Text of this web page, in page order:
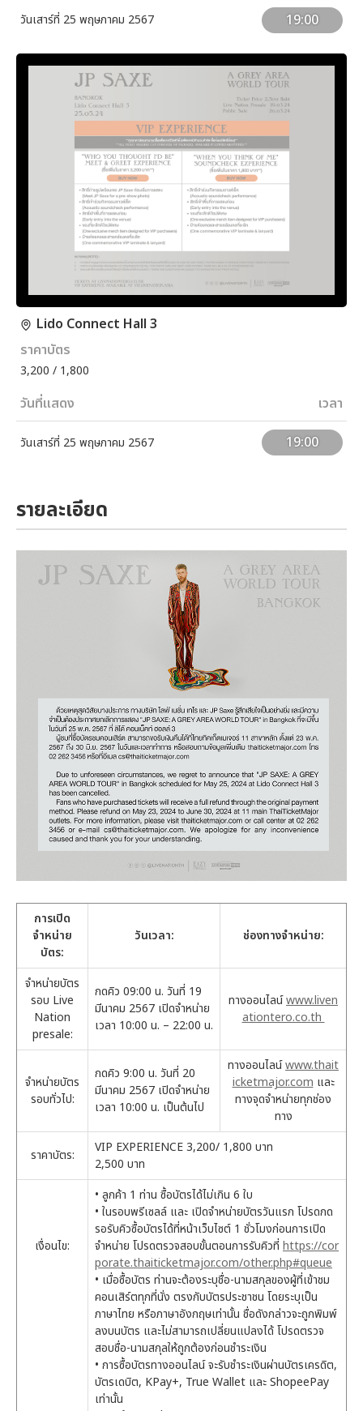
วันเสาร์ที่ 25 พฤษภาคม 2567 19:00
Lido Connect Hall 3
ราคาบัตร
3,200 / 1,800
วันที่แสดง เวลา
วันเสาร์ที่ 25 พฤษภาคม 2567 19:00
รายละเอียด
การเปิด
จำหน่าย
บัตร:
วันเวลา: ช่องทางจำหน่าย:
จำหน่ายบัตร
รอบ Live
Nation
presale:
กดคิว 09:00 น. วันที่ 19
มีนาคม 2567 เปิดจำหน่าย
เวลา 10:00 น. – 22:00 น.
ทางออนไลน์www.liven
ationtero.co.th
จำหน่ายบัตร
รอบทั่วไป:
กดคิว 9:00 น. วันที่ 20
มีนาคม 2567 เปิดจำหน่าย
เวลา 10:00 น. เป็นต้นไป
ทางออนไลน์www.thait
icketmajor.com และ
ทางจุดจำหน่ายทุกช่อง
ทาง
ราคาบัตร:
VIP EXPERIENCE 3,200/ 1,800 บาท
2,500 บาท
เงื่อนไข:
• ลูกค้า 1 ท่าน ซื้อบัตรได้ไม่เกิน 6 ใบ
• ในรอบพรีเซลล์ และ เปิดจำหน่ายบัตรวันแรก โปรดกด
รอรับคิวซื้อบัตรได้ที่หน้าเว็บไซต์ 1 ชั่วโมงก่อนการเปิด
จำหน่าย โปรดตรวจสอบขั้นตอนการรับคิวที่ https://cor
porate.thaiticketmajor.com/other.php#queue
• เมื่อซื้อบัตร ท่านจะต้องระบุชื่อ-นามสกุลของผู้ที่เข้าชม
คอนเสิร์ตทุกที่นั่ง ตรงกับบัตรประชาชน โดยระบุเป็น
ภาษาไทย หรือภาษาอังกฤษเท่านั้น ชื่อดังกล่าวจะถูกพิมพ์
ลงบนบัตร และไม่สามารถเปลี่ยนแปลงได้ โปรดตรวจ
สอบชื่อ-นามสกุลให้ถูกต้องก่อนชำระเงิน
• การซื้อบัตรทางออนไลน์ จะรับชำระเงินผ่านบัตรเครดิต,
บัตรเดบิต, KPay+, True Wallet และ ShopeePay
เท่านั้น